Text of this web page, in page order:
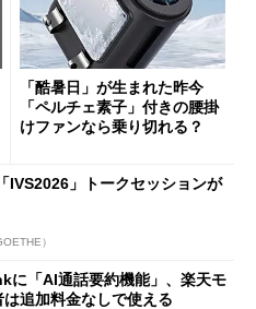
「酷暑日」が生まれた昨今
「ペルチェ素子」付きの腰掛
けファンなら乗り切れる？
IVS2026」トークセッションが
）
に「AI通話要約機能」、楽天モ
追加料金なしで使える